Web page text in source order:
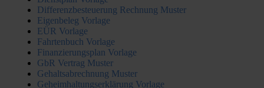
Differenzbesteuerung Rechnung Muster
Eigenbeleg Vorlage
EÜR Vorlage
Fahrtenbuch Vorlage
Finanzierungsplan Vorlage
GbR Vertrag Muster
Gehaltsabrechnung Muster
Geheimhaltungserklärung Vorlage